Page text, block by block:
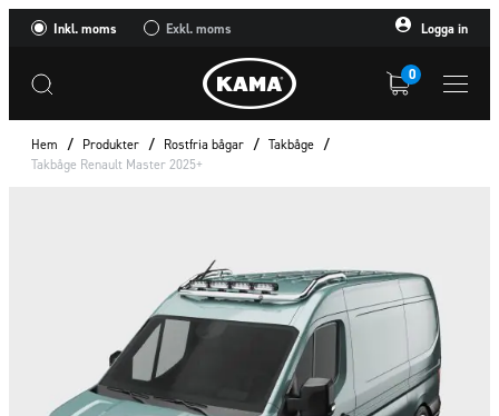
Inkl. moms Exkl. moms Logga in
0
Hem / Produkter / Rostfria bågar / Takbåge /
Takbåge Renault Master 2025+